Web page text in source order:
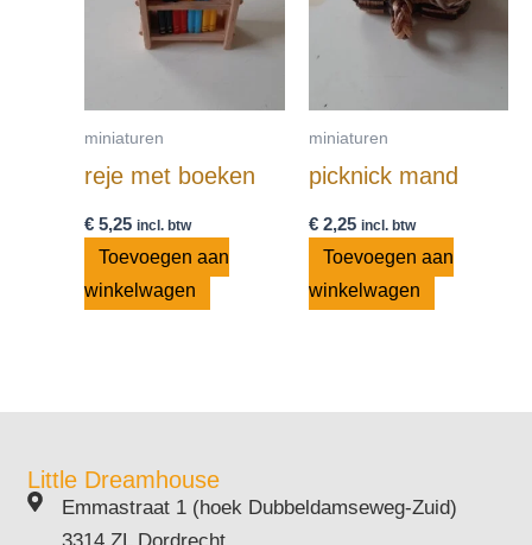
miniaturen
reje met boeken
€ 5,25 incl. btw
Toevoegen aan
winkelwagen
miniaturen
picknick mand
€2,25 incl. btw
Toevoegen aan
winkelwagen
Little Dreamhouse
Emmastraat 1 (hoek Dubbeldamseweg-Zuid)